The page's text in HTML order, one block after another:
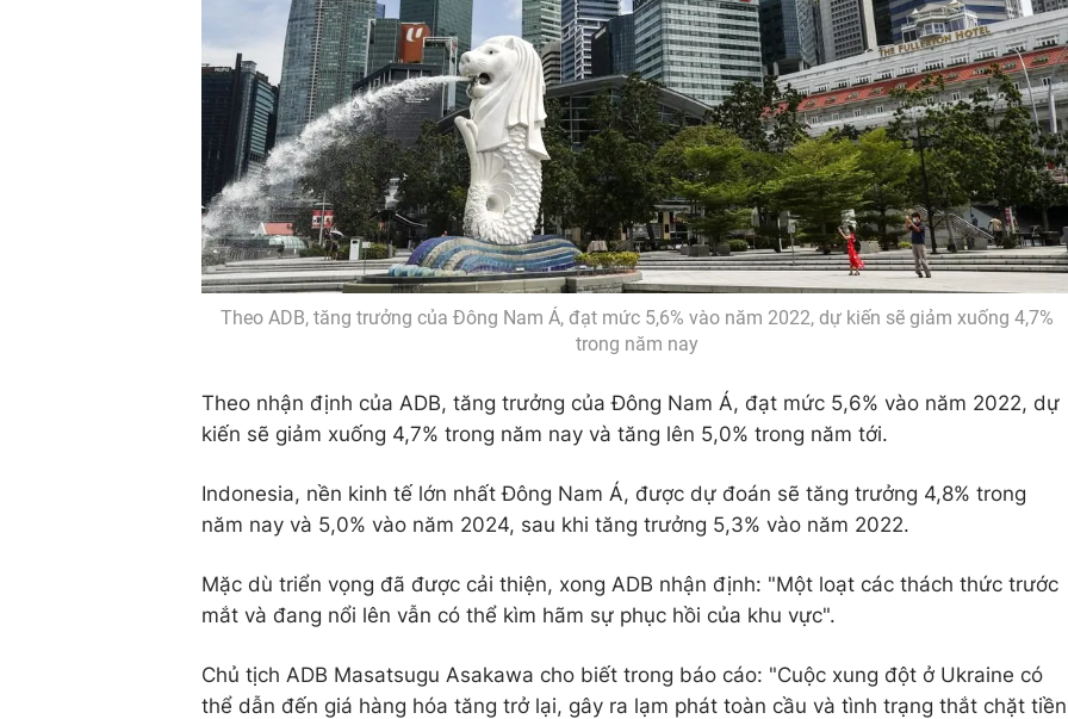
Theo ADB, tăng trưởng của Đông Nam Á, đạt mức 5,6% vào năm 2022, dự kiến sẽ giảm xuống 4,7%
trong năm nay
Theo nhận định của ADB, tăng trưởng của Đông Nam Á, đạt mức 5,6% vào năm 2022, dự
kiến sẽ giảm xuống 4,7% trong năm nay và tăng lên 5,0% trong năm tới.
Indonesia, nền kinh tế lớn nhất Đông Nam Á, được dự đoán sẽ tăng trưởng 4,8% trong
năm nay và 5,0% vào năm 2024, sau khi tăng trưởng 5,3% vào năm 2022.
Mặc dù triển vọng đã được cải thiện, xong ADB nhận định: "Một loạt các thách thức trước
mắt và đang nổi lên vẫn có thể kìm hãm sự phục hồi của khu vực".
Chủ tịch ADB Masatsugu Asakawa cho biết trong báo cáo: "Cuộc xung đột ở Ukraine có
thể dẫn đến giá hàng hóa tăng trở lại, gây ra lạm phát toàn cầu và tình trạng thắt chặt tiền